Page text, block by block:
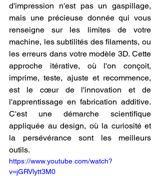
d'impression n'est pas un gaspillage,
mais une précieuse donnée qui vous
renseigne sur les limites de votre
machine, les subtilités des filaments, ou
les erreurs dans votre modèle 3D. Cette
approche itérative, où l'on conçoit,
imprime, teste, ajuste et recommence,
est le cœur de l'innovation et de
l'apprentissage en fabrication additive.
C'est une démarche scientifique
appliquée au design, où la curiosité et
la persévérance sont les meilleurs
outils.
https://www.youtube.com/watch?
v=jGRVlytt3M0